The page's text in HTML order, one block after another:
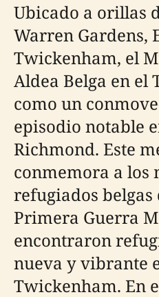
Ubicado a orillas
Warren Gardens,
Twickenham, el
Aldea Belga en el
como un
episodio notable
Richmond. Este
conmemora a los
refugiados
Primera Guerra
encontraron
nueva y vibrante
Twickenham. En